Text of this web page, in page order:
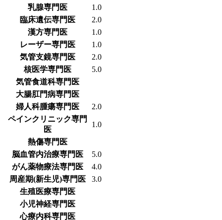
乳腺専門医
1.0
臨床遺伝専門医
2.0
漢方専門医
1.0
レーザー専門医
1.0
気管支鏡専門医
2.0
核医学専門医
5.0
気管食道科専門医
大腸肛門病専門医
婦人科腫瘍専門医
2.0
ペインクリニック専門
医
1.0
熱傷専門医
脳血管内治療専門医
5.0
がん薬物療法専門医
4.0
周産期(新生児)専門医
3.0
生殖医療専門医
小児神経専門医
心療内科専門医